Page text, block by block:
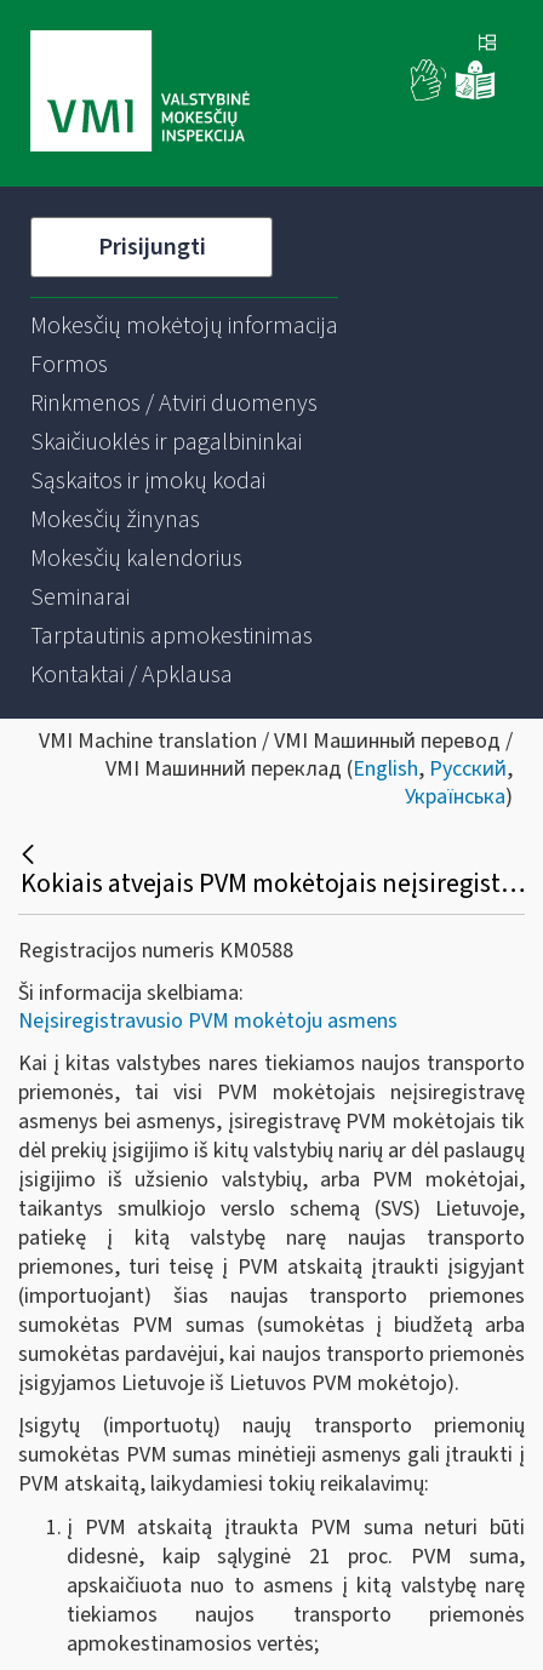
Prisijungti
Mokesčių mokėtojų informacija
Formos
Rinkmenos / Atviri duomenys
Skaičiuoklės ir pagalbininkai
Sąskaitos ir įmokų kodai
Mokesčių žinynas
Mokesčių kalendorius
Seminarai
Tarptautinis apmokestinimas
Kontaktai / Apklausa
VMI Machine translation / VMI Машинный перевод /
VMI Машинний переклад (English, Русский,
Українська)
Kokiais atvejais PVM mokėtojais neįsiregistravę asmenys, tiekiantys naujas transporto priemones, turi teisę į PVM atskaitą įtraukti įsigytų prekių pirkimo (importo) PVM?
Registracijos numeris KM0588
Ši informacija skelbiama:
Neįsiregistravusio PVM mokėtoju asmens
Kai į kitas valstybes nares tiekiamos naujos transporto
priemonės, tai visi PVM mokėtojais neįsiregistravę
asmenys bei asmenys, įsiregistravę PVM mokėtojais tik
dėl prekių įsigijimo iš kitų valstybių narių ar dėl paslaugų
įsigijimo iš užsienio valstybių, arba PVM mokėtojai,
taikantys smulkiojo verslo schemą (SVS) Lietuvoje,
patiekę į kitą valstybę narę naujas transporto
priemones, turi teisę į PVM atskaitą įtraukti įsigyjant
(importuojant) šias naujas transporto priemones
sumokėtas PVM sumas (sumokėtas į biudžetą arba
sumokėtas pardavėjui, kai naujos transporto priemonės
įsigyjamos Lietuvoje iš Lietuvos PVM mokėtojo).
Įsigytų (importuotų) naujų transporto priemonių
sumokėtas PVM sumas minėtieji asmenys gali įtraukti į
PVM atskaitą, laikydamiesi tokių reikalavimų:
į PVM atskaitą įtraukta PVM suma neturi būti
didesnė, kaip sąlyginė 21 proc. PVM suma,
apskaičiuota nuo to asmens į kitą valstybę narę
tiekiamos naujos transporto priemonės
apmokestinamosios vertės;